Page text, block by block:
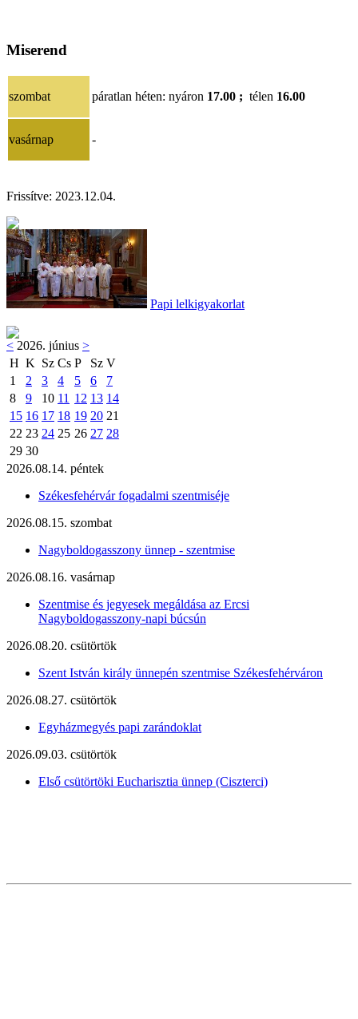
Miserend
szombat páratlan héten: nyáron 17.00 ; télen 16.00
vasárnap -
Frissítve: 2023.12.04.
Papi lelkigyakorlat
< 2026. június >
H K Sz Cs P Sz V
1
2 3 4 5 6
7
8
9 10 11 12 13 14
15 16 17 18 19 20 21
22 23 24 25 26 27 28
29 30
2026.08.14. péntek
Székesfehérvár fogadalmi szentmiséje
2026.08.15. szombat
Nagyboldogasszony ünnep - szentmise
2026.08.16. vasárnap
Szentmise és jegyesek megáldása az Ercsi
Nagyboldogasszony-napi búcsún
2026.08.20. csütörtök
Szent István király ünnepén szentmise Székesfehérváron
2026.08.27. csütörtök
Egyházmegyés papi zarándoklat
2026.09.03. csütörtök
Első csütörtöki Eucharisztia ünnep (Ciszterci)